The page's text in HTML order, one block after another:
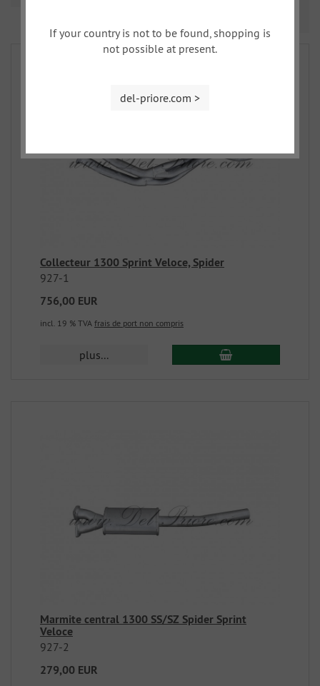
Collecteur 1300 Sprint Veloce, Spider
927-1
756,00 EUR
incl. 19 % TVA frais de port non compris
plus...
Marmite central 1300 SS/SZ Spider Sprint
Veloce
927-2
279,00 EUR
If your country is not to be found, shopping is
not possible at present.
del-priore.com >